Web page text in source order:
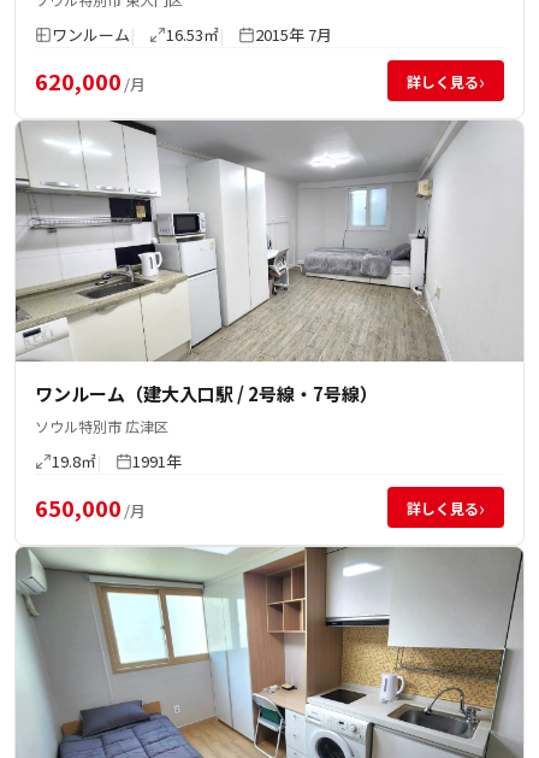
ワンルーム 16.53㎡ 2015年 7月
620,000 /月 詳しく見る›
ワンルーム（建大入口駅 / 2号線・7号線）
ソウル特別市 広津区
19.8㎡ 1991年
650,000 /月 詳しく見る›